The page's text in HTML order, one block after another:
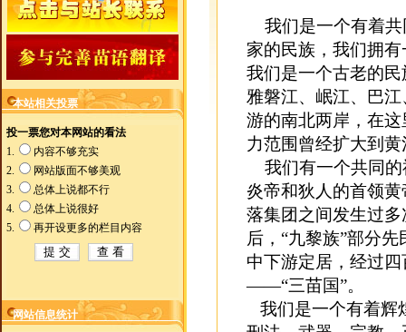
本站相关投票
网站信息统计
我们是一个有着共
家的民族，我们拥
我们是一个古老的
雅磐江、岷江、巴
游的南北两岸，在
力范围曾经扩大到
我们有一个共同的
炎帝和狄人的首领
落集团之间发生过
后，“九黎族”部分
中下游定居，经过
——“三苗国”。
我们是一个有着辉